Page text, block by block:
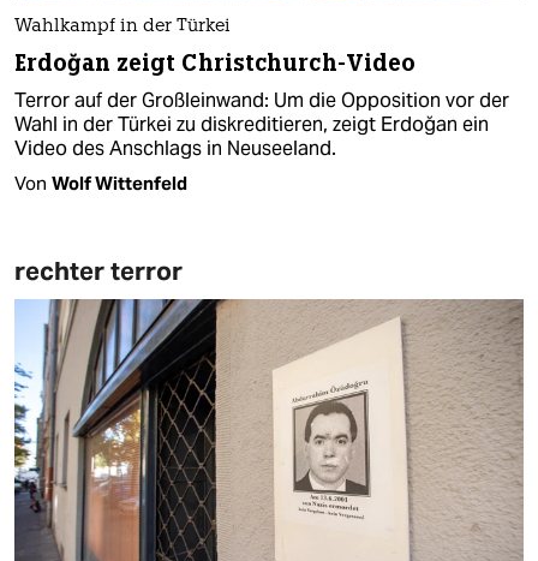
Wahlkampf in der Türkei
Erdoğan zeigt Christchurch-Video
Terror auf der Großleinwand: Um die Opposition vor der
Wahl in der Türkei zu diskreditieren, zeigt Erdoğan ein
Video des Anschlags in Neuseeland.
Von Wolf Wittenfeld
rechter terror